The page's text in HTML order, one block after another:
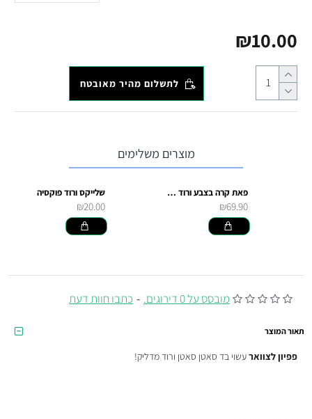
מובסס על 0 דירוגים. - כתבו חוות דעת
₪10.00
לתשלום מהיר מאובטח
מוצרים משלימים
פאת קרה בצבע ורוד פוקסיה
₪69.90
שלייקס ורוד פוקסיה
₪20.00
תאור המוצר
פפיון לצווארעשוי בד סאטן סאטן ורוד מדליק!